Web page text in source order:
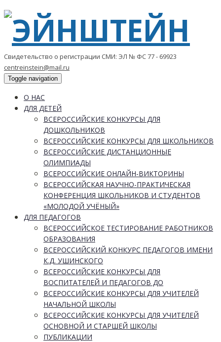
Свидетельство о регистрации СМИ: ЭЛ № ФС 77 - 69923
centreinstein@mail.ru
Toggle navigation
О НАС
ДЛЯ ДЕТЕЙ
ВСЕРОССИЙСКИЕ КОНКУРСЫ ДЛЯ
ДОШКОЛЬНИКОВ
ВСЕРОССИЙСКИЕ КОНКУРСЫ ДЛЯ ШКОЛЬНИКОВ
ВСЕРОССИЙСКИЕ ДИСТАНЦИОННЫЕ
ОЛИМПИАДЫ
ВСЕРОССИЙСКИЕ ОНЛАЙН-ВИКТОРИНЫ
ВСЕРОССИЙСКАЯ НАУЧНО-ПРАКТИЧЕСКАЯ
КОНФЕРЕНЦИЯ ШКОЛЬНИКОВ И СТУДЕНТОВ
«МОЛОДОЙ УЧЁНЫЙ»
ДЛЯ ПЕДАГОГОВ
ВСЕРОССИЙСКОЕ ТЕСТИРОВАНИЕ РАБОТНИКОВ
ОБРАЗОВАНИЯ
ВСЕРОССИЙСКИЙ КОНКУРС ПЕДАГОГОВ ИМЕНИ
К.Д. УШИНСКОГО
ВСЕРОССИЙСКИЕ КОНКУРСЫ ДЛЯ
ВОСПИТАТЕЛЕЙ И ПЕДАГОГОВ ДО
ВСЕРОССИЙСКИЕ КОНКУРСЫ ДЛЯ УЧИТЕЛЕЙ
НАЧАЛЬНОЙ ШКОЛЫ
ВСЕРОССИЙСКИЕ КОНКУРСЫ ДЛЯ УЧИТЕЛЕЙ
ОСНОВНОЙ И СТАРШЕЙ ШКОЛЫ
ПУБЛИКАЦИИ